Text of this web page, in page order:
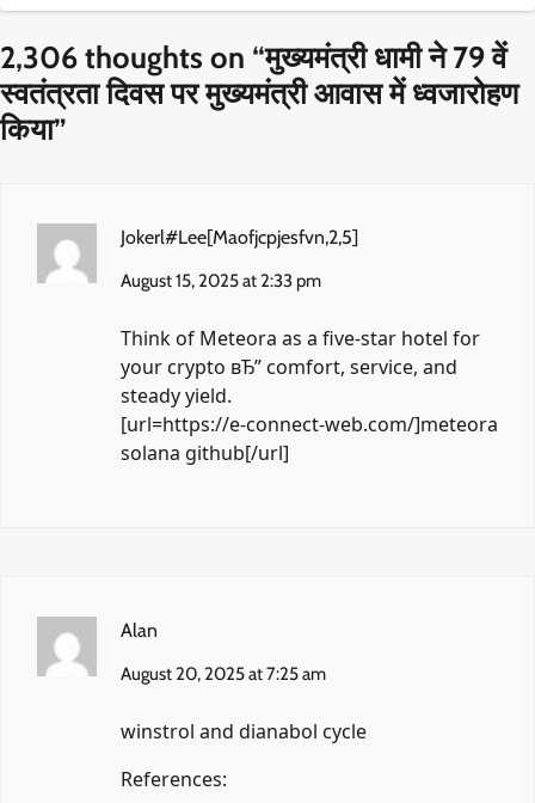
2,306 thoughts on “मुख्यमंत्री धामी ने 79 वें
स्वतंत्रता दिवस पर मुख्यमंत्री आवास में ध्वजारोहण
किया”
Jokerl#Lee[Maofjcpjesfvn,2,5]
August 15, 2025 at 2:33 pm
Think of Meteora as a five-star hotel for
your crypto вЂ” comfort, service, and
steady yield.
[url=https://e-connect-web.com/]meteora
solana github[/url]
Alan
August 20, 2025 at 7:25 am
winstrol and dianabol cycle
References: